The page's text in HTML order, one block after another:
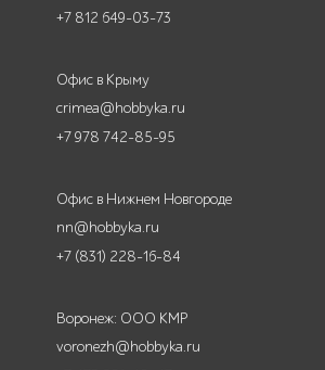
+7 812 649-03-73
Офис в Крыму
crimea@hobbyka.ru
+7 978 742-85-95
Офис в Нижнем Новгороде
nn@hobbyka.ru
+7 (831) 228-16-84
Воронеж: ООО КМР
voronezh@hobbyka.ru